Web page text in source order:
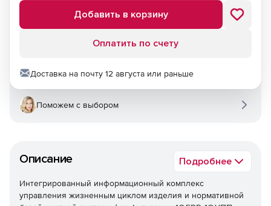
Описание Подробнее
Интегрированный информационный комплекс
управления жизненным циклом изделия и нормативной
Добавить в корзину
Оплатить по счету
Доставка на почту 12 августа или раньше
Поможем с выбором